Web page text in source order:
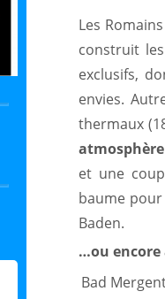
Les
construit
exclusifs,
envies.
thermaux
et une
baume pour
Baden.
…ou encore
Bad